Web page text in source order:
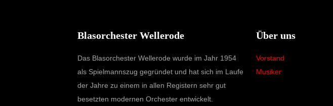
Blasorchester Wellerode
Das Blasorchester Wellerode wurde im Jahr 1954
als Spielmannszug gegründet und hat sich im Laufe
der Jahre zu einem in allen Registern sehr gut
besetzten modernen Orchester entwickelt.
Über uns
Vorstand
Musiker